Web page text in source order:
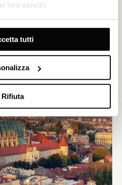
loro servizi.
tutti
Rifiuta
di Zagabria.
SCOPRIRE